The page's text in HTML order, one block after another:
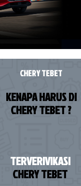
CHERY TEBET
KENAPA HARUS DI
CHERY TEBET ?
TERVERIVIKASI
CHERY TEBET